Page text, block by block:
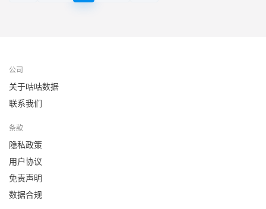
公司
关于咕咕数据
联系我们
条款
隐私政策
用户协议
免责声明
数据合规